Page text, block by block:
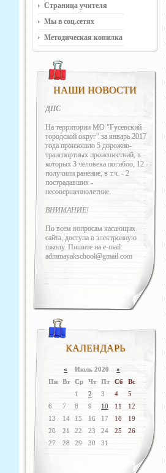
Страница учителя
Мы в соц.сетях
Методическая копилка
НАШИ НОВОСТИ
ДПС
На территории МО "Гусевский
городской округ" за январь 2017
года произошло 5 дорожно-
транспортных происшествий, в
которых 3 человека погибло, 12 -
получили ранение, в т.ч. - 2
пострадавших -
несовершеннолетние.
ВНИМАНИЕ!
По всем вопросам касающих
сайта, доступа в электронную
школу. Пишите на e-mail:
admmayakschool@gmail.com
КАЛЕНДАРЬ
« Июль 2020 »
Пн
Вт Ср Чт Пт Сб
Вс
1
2 3 4
5
6
7 8 9 10 11
12
13
14 15 16 17 18
19
20
21 22 23 24 25
26
27
28 29 30 31